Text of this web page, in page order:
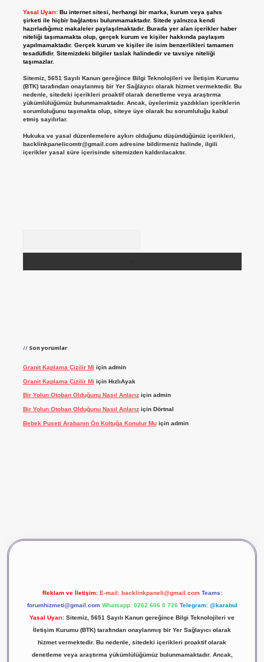
Yasal Uyarı: Bu internet sitesi, herhangi bir marka, kurum veya şahıs
şirketi ile hiçbir bağlantısı bulunmamaktadır. Sitede yalnızca kendi
hazırladığımız makaleler paylaşılmaktadır. Burada yer alan içerikler haber
niteliği taşımamakta olup, gerçek kurum ve kişiler hakkında paylaşım
yapılmamaktadır. Gerçek kurum ve kişiler ile isim benzerlikleri tamamen
tesadüfidir. Sitemizdeki bilgiler taslak halindedir ve tavsiye niteliği
taşımazlar.
Sitemiz, 5651 Sayılı Kanun gereğince Bilgi Teknolojileri ve İletişim Kurumu
(BTK) tarafından onaylanmış bir Yer Sağlayıcı olarak hizmet vermektedir. Bu
nedenle, sitedeki içerikleri proaktif olarak denetleme veya araştırma
yükümlülüğümüz bulunmamaktadır. Ancak, üyelerimiz yazdıkları içeriklerin
sorumluluğunu taşımakta olup, siteye üye olarak bu sorumluluğu kabul
etmiş sayılırlar.
Hukuka ve yasal düzenlemelere aykırı olduğunu düşündüğünüz içerikleri,
backlinkpanelicomtr@gmail.comadresine bildirmeniz halinde, ilgili
içerikler yasal süre içerisinde sitemizden kaldırılacaktır.
Son yorumlar
Granit Kaplama Çizilir Mi için admin
Granit Kaplama Çizilir Mi için HızlıAyak
Bir Yolun Otoban Olduğunu Nasıl Anlarıziçin admin
Bir Yolun Otoban Olduğunu Nasıl Anlarıziçin Dörtnal
Bebek Puseti Arabanın Ön Koltuğa Konulur Muiçin admin
Reklam ve İletişim: E-mail: backlinkpaneli@gmail.com Teams:
forumhizmeti@gmail.com Whatsapp: 0262 606 0 726 Telegram: @karabul
Yasal Uyarı: Sitemiz, 5651 Sayılı Kanun gereğince Bilgi Teknolojileri ve
İletişim Kurumu (BTK) tarafından onaylanmış bir Yer Sağlayıcı olarak
hizmet vermektedir. Bu nedenle, sitedeki içerikleri proaktif olarak
denetleme veya araştırma yükümlülüğümüz bulunmamaktadır. Ancak,